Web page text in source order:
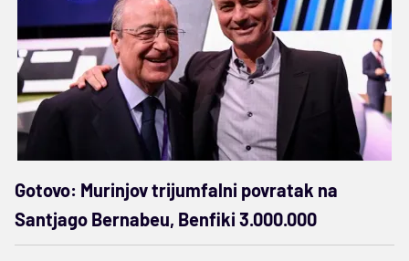
Gotovo: Murinjov trijumfalni povratak na
Santjago Bernabeu, Benfiki 3.000.000